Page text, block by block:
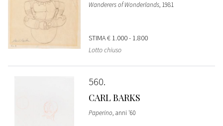
Wanderers of Wonderlands, 1981
STIMA€ 1.000 - 1.800
Lotto chiuso
560
CARL BARKS
Paperino, anni '60